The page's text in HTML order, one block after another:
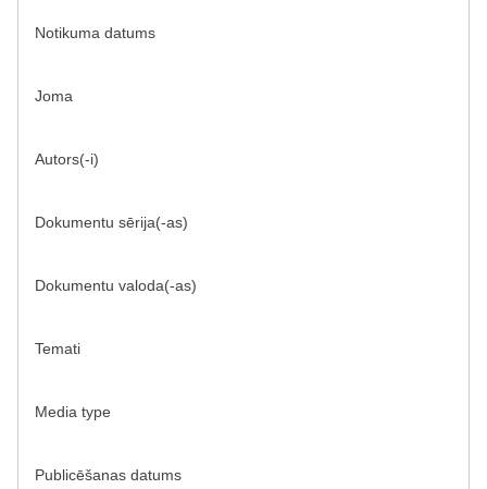
Notikuma datums
Joma
Autors(-i)
Dokumentu sērija(-as)
Dokumentu valoda(-as)
Temati
Media type
Publicēšanas datums